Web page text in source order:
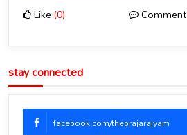
Like(0) Comment
stay connected
facebook.com/theprajarajyam